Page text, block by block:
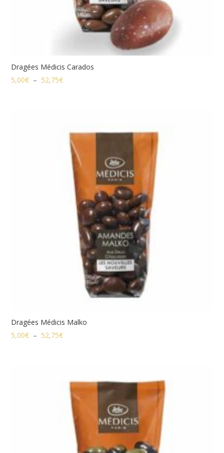
Dragées Médicis Carados
5,00€ – 52,75€Plage
52,75€
Dragées Médicis Malko
5,00€ – 52,75€Plage
52,75€